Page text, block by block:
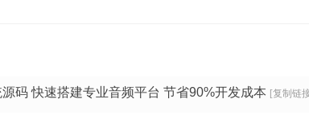
码 快速搭建专业音频平台 节省90%开发成本 [复制链